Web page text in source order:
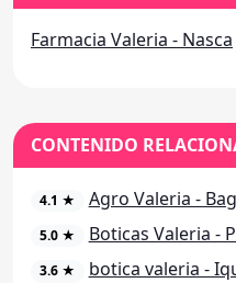
Farmacia Valeria - Nasca
CONTENIDO
4.1 ★ Agro Valeria -
5.0 ★ Boticas Valeria -
3.6 ★ botica valeria -